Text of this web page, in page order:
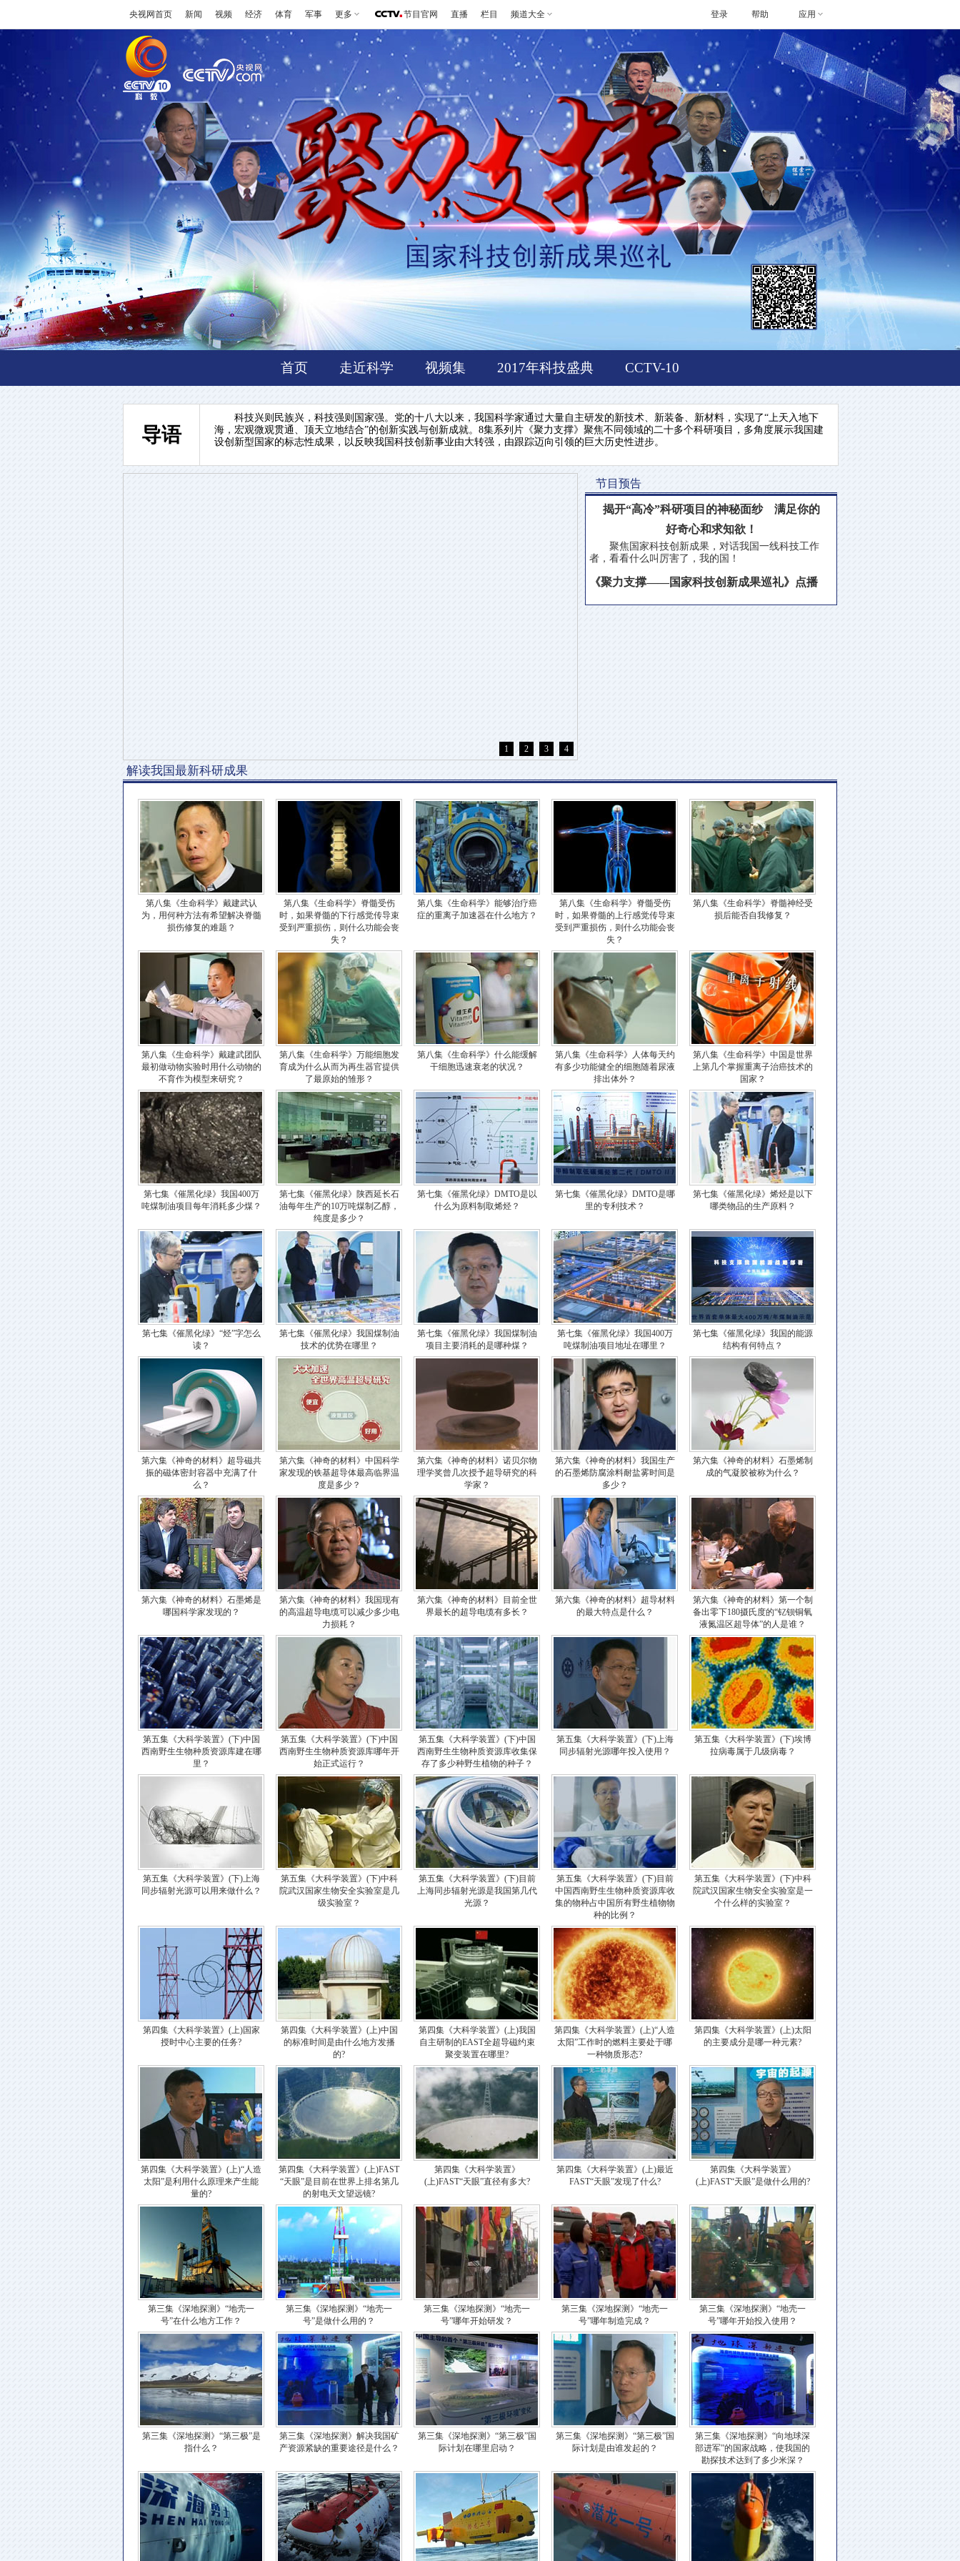
央视网首页 新闻 视频 经济 体育 军事 更多 节目官网 直播 栏目 频道大全 帮助 应用
登录
首页 走近科学 视频集 2017年科技盛典 CCTV-10
导语
科技兴则民族兴，科技强则国家强。党的十八大以来，我国科学家通过大量自主研发的新技术、新装备、新材料，实现了“上天入地下
海，宏观微观贯通、顶天立地结合”的创新实践与创新成就。8集系列片《聚力支撑》聚焦不同领域的二十多个科研项目，多角度展示我国建
设创新型国家的标志性成果，以反映我国科技创新事业由大转强，由跟踪迈向引领的巨大历史性进步。
1 2 3 4
节目预告
揭开“高冷”科研项目的神秘面纱 满足你的
好奇心和求知欲！
聚焦国家科技创新成果，对话我国一线科技工作
者，看看什么叫厉害了，我的国！
《聚力支撑——国家科技创新成果巡礼》点播
解读我国最新科研成果
第八集《生命科学》戴建武认
为，用何种方法有希望解决脊髓
损伤修复的难题？
第八集《生命科学》脊髓受伤
时，如果脊髓的下行感觉传导束
受到严重损伤，则什么功能会丧
失？
第八集《生命科学》能够治疗癌
症的重离子加速器在什么地方？
第八集《生命科学》脊髓受伤
时，如果脊髓的上行感觉传导束
受到严重损伤，则什么功能会丧
失？
第八集《生命科学》脊髓神经受
损后能否自我修复？
第八集《生命科学》戴建武团队
最初做动物实验时用什么动物的
不育作为模型来研究？
第八集《生命科学》万能细胞发
育成为什么从而为再生器官提供
了最原始的雏形？
第八集《生命科学》什么能缓解
干细胞迅速衰老的状况？
第八集《生命科学》人体每天约
有多少功能健全的细胞随着尿液
排出体外？
第八集《生命科学》中国是世界
上第几个掌握重离子治癌技术的
国家？
第七集《催黑化绿》我国400万
吨煤制油项目每年消耗多少煤？
第七集《催黑化绿》陕西延长石
油每年生产的10万吨煤制乙醇，
纯度是多少？
第七集《催黑化绿》DMTO是以
什么为原料制取烯烃？
第七集《催黑化绿》DMTO是哪
里的专利技术？
第七集《催黑化绿》烯烃是以下
哪类物品的生产原料？
第七集《催黑化绿》“烃”字怎么
读？
第七集《催黑化绿》我国煤制油
技术的优势在哪里？
第七集《催黑化绿》我国煤制油
项目主要消耗的是哪种煤？
第七集《催黑化绿》我国400万
吨煤制油项目地址在哪里？
第七集《催黑化绿》我国的能源
结构有何特点？
第六集《神奇的材料》超导磁共
振的磁体密封容器中充满了什
么？
第六集《神奇的材料》中国科学
家发现的铁基超导体最高临界温
度是多少？
第六集《神奇的材料》诺贝尔物
理学奖曾几次授予超导研究的科
学家？
第六集《神奇的材料》我国生产
的石墨烯防腐涂料耐盐雾时间是
多少？
第六集《神奇的材料》石墨烯制
成的气凝胶被称为什么？
第六集《神奇的材料》石墨烯是
哪国科学家发现的？
第六集《神奇的材料》我国现有
的高温超导电缆可以减少多少电
力损耗？
第六集《神奇的材料》目前全世
界最长的超导电缆有多长？
第六集《神奇的材料》超导材料
的最大特点是什么？
第六集《神奇的材料》第一个制
备出零下180摄氏度的“钇钡铜氧
液氮温区超导体”的人是谁？
第五集《大科学装置》(下)中国
西南野生生物种质资源库建在哪
里？
第五集《大科学装置》(下)中国
西南野生生物种质资源库哪年开
始正式运行？
第五集《大科学装置》(下)中国
西南野生生物种质资源库收集保
存了多少种野生植物的种子？
第五集《大科学装置》(下)上海
同步辐射光源哪年投入使用？
第五集《大科学装置》(下)埃博
拉病毒属于几级病毒？
第五集《大科学装置》(下)上海
同步辐射光源可以用来做什么？
第五集《大科学装置》(下)中科
院武汉国家生物安全实验室是几
级实验室？
第五集《大科学装置》(下)目前
上海同步辐射光源是我国第几代
光源？
第五集《大科学装置》(下)目前
中国西南野生生物种质资源库收
集的物种占中国所有野生植物物
种的比例？
第五集《大科学装置》(下)中科
院武汉国家生物安全实验室是一
个什么样的实验室？
第四集《大科学装置》(上)国家
授时中心主要的任务?
第四集《大科学装置》(上)中国
的标准时间是由什么地方发播
的?
第四集《大科学装置》(上)我国
自主研制的EAST全超导磁约束
聚变装置在哪里?
第四集《大科学装置》(上)“人造
太阳”工作时的燃料主要处于哪
一种物质形态?
第四集《大科学装置》(上)太阳
的主要成分是哪一种元素?
第四集《大科学装置》(上)“人造
太阳”是利用什么原理来产生能
量的?
第四集《大科学装置》(上)FAST
“天眼”是目前在世界上排名第几
的射电天文望远镜?
第四集《大科学装置》
(上)FAST“天眼”直径有多大?
第四集《大科学装置》(上)最近
FAST“天眼”发现了什么?
第四集《大科学装置》
(上)FAST“天眼”是做什么用的?
第三集《深地探测》“地壳一
号”在什么地方工作？
第三集《深地探测》“地壳一
号”是做什么用的？
第三集《深地探测》“地壳一
号”哪年开始研发？
第三集《深地探测》“地壳一
号”哪年制造完成？
第三集《深地探测》“地壳一
号”哪年开始投入使用？
第三集《深地探测》“第三极”是
指什么？
第三集《深地探测》解决我国矿
产资源紧缺的重要途径是什么？
第三集《深地探测》“第三极”国
际计划在哪里启动？
第三集《深地探测》“第三极”国
际计划是由谁发起的？
第三集《深地探测》“向地球深
部进军”的国家战略，使我国的
勘探技术达到了多少米深？